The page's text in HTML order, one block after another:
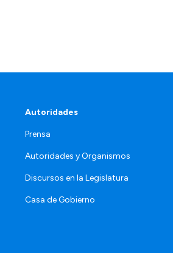
Autoridades
Prensa
Autoridades y Organismos
Discursos en la Legislatura
Casa de Gobierno